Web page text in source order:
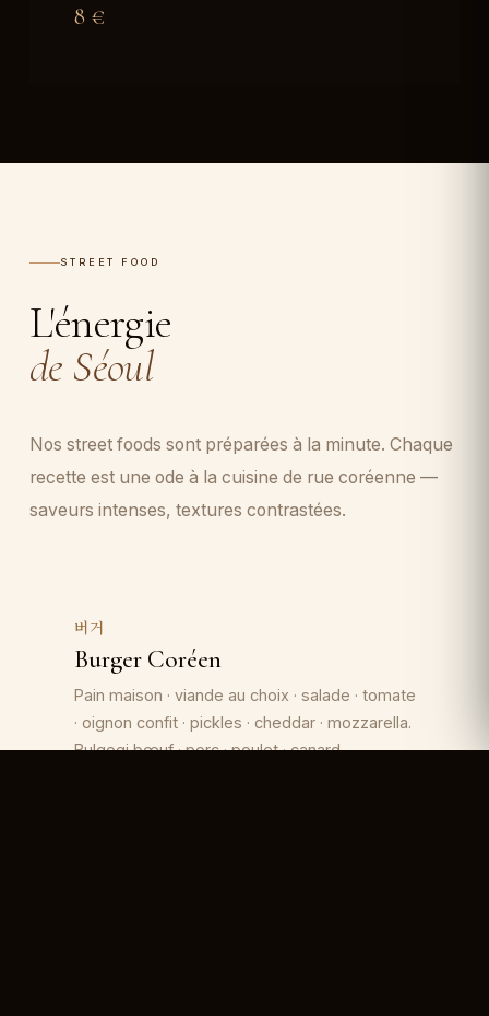
8 €
STREET FOOD
L'énergie
de Séoul
Nos street foods sont préparées à la minute. Chaque
recette est une ode à la cuisine de rue coréenne —
saveurs intenses, textures contrastées.
버거
Burger Coréen
Pain maison · viande au choix · salade · tomate
· oignon confit · pickles · cheddar · mozzarella.
Bulgogi bœuf · porc · poulet · canard —